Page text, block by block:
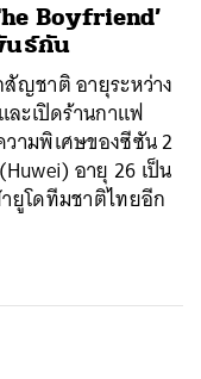
Boyfriend’
นธ์กัน
ญชาติ อายุระหว่าง
ะเปิดร้านกาแฟ
ามพิเศษของซีซัน 2
อายุ 26 เป็น
ยูโดทีมชาติไทยอีก